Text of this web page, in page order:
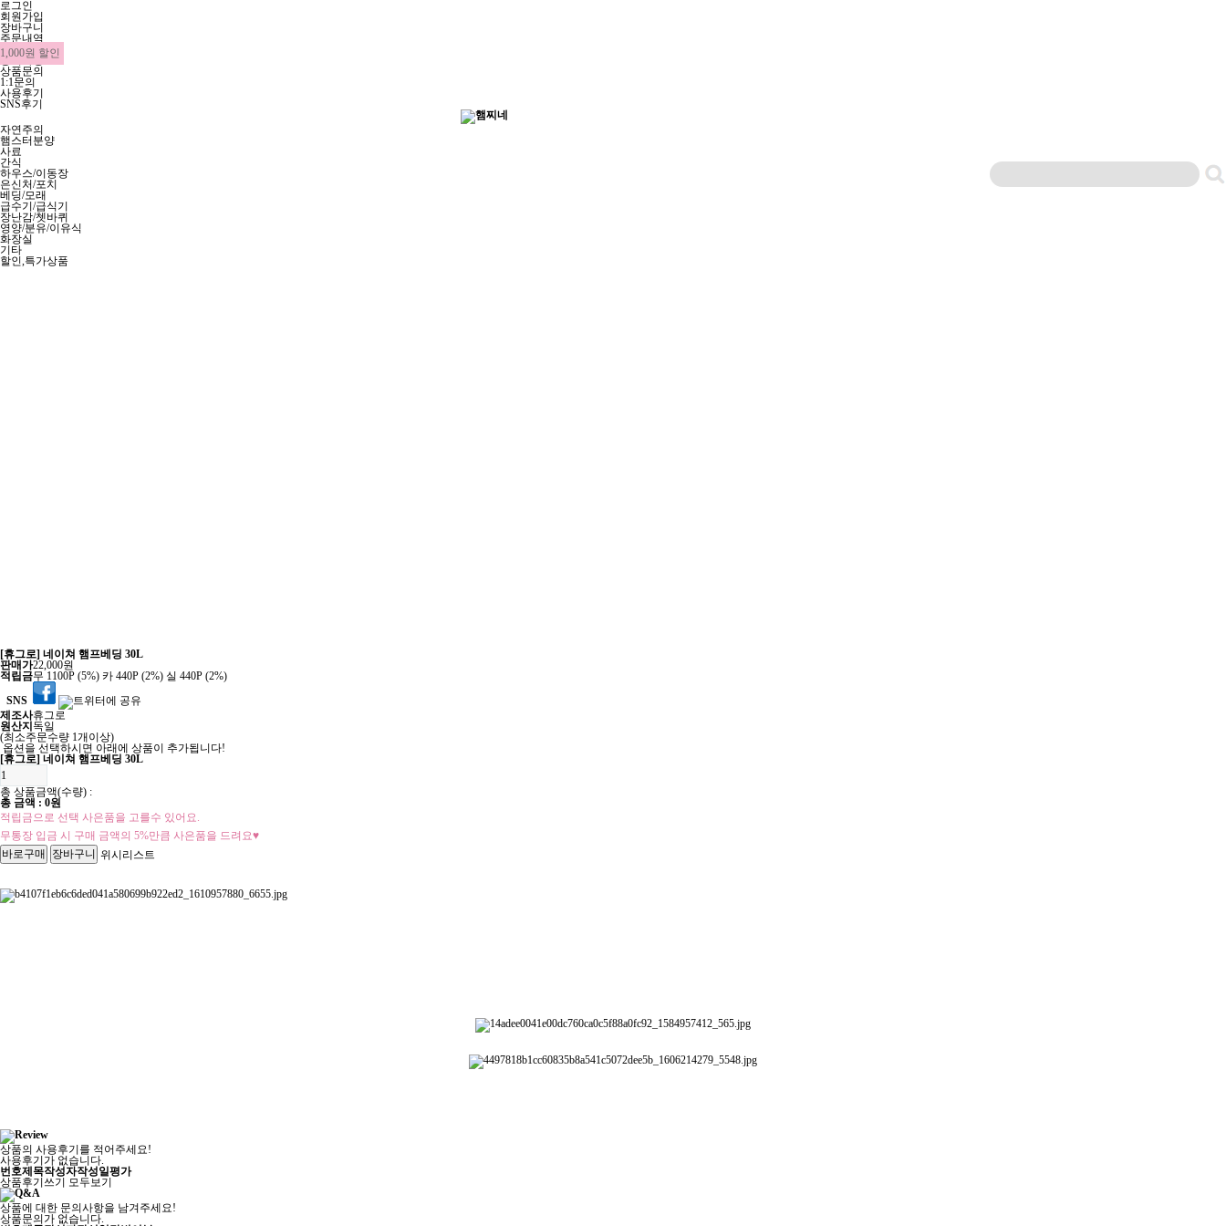
로그인
회원가입
1,000원 할인
장바구니
주문내역
마이페이지
공지사항
상품문의
1:1문의
사용후기
SNS후기
자연주의
햄스터분양
사료
간식
하우스/이동장
은신처/포치
베딩/모래
급수기/급식기
장난감/쳇바퀴
영양/분유/이유식
화장실
기타
할인,특가상품
[휴그로] 네이쳐 햄프베딩 30L
판매가22,000원
적립금무 1100P (5%) 카 440P (2%) 실 440P (2%)
SNS
제조사휴그로
원산지 독일
(최소주문수량 1개이상)
옵션을 선택하시면 아래에 상품이 추가됩니다!
[휴그로] 네이쳐 햄프베딩 30L
총 상품금액(수량) :
총 금액 : 0원
적립금으로 선택 사은품을 고를수 있어요.
무통장 입금 시 구매 금액의 5%만큼 사은품을 드려요♥
위시리스트
상품의 사용후기를 적어주세요!
사용후기가 없습니다.
번호제목작성자작성일평가
상품후기쓰기
모두보기
상품에 대한 문의사항을 남겨주세요!
상품문의가 없습니다.